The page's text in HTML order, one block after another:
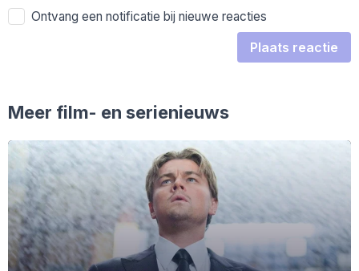
Ontvang een notificatie bij nieuwe reacties
Plaats reactie
Meer film- en serienieuws